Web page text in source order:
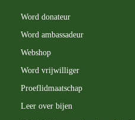
Word donateur
Word ambassadeur
Webshop
Word vrijwilliger
Proeflidmaatschap
Leer over bijen